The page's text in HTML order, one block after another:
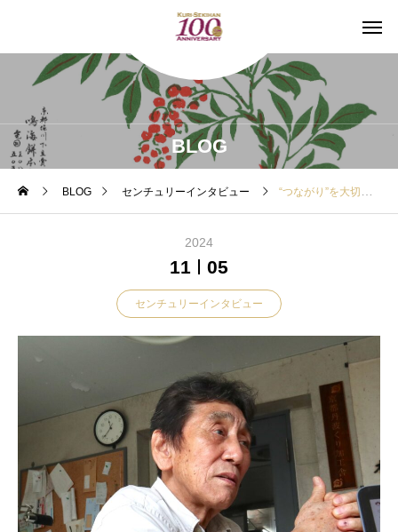
BLOG
BLOG センチュリーインタビュー “つながり”を大切に、秋の味覚を届ける。
2024
11 05
センチュリーインタビュー